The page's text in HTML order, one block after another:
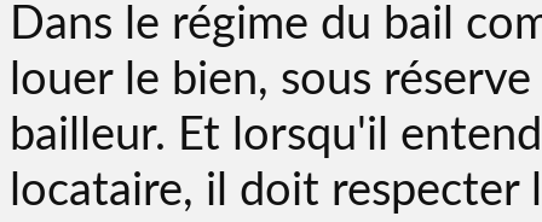
Dans le régime du bail
louer le bien, sous
bailleur. Et lorsqu'il
locataire, il doit